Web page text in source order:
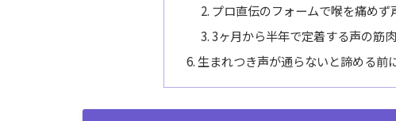
プロ直伝のフォームで喉を痛めず
3ヶ月から半年で定着する声の筋
生まれつき声が通らないと諦める前